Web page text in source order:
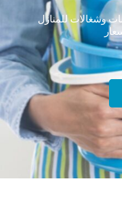
وشغالات للمنازل